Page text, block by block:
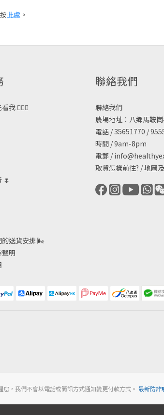
此處 。
我 🙋🏻‍♀️
🌷
送貨安排🌬
明
聯絡我們
聯絡我們
農場地址：八鄉馬鞍
電話 / 35651770 /
時間 / 9am-8pm
電郵 /
取貨怎樣前往? /地圖
您，我們不會以電話或簡訊方式通知變更付款方式。 最新防詐